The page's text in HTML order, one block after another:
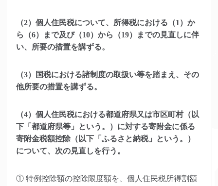
（2）個人住民税について、所得税における（1）か
ら（6）まで及び（10）から（19）までの見直しに伴
い、所要の措置を講ずる。
（3）国税における諸制度の取扱い等を踏まえ、その
他所要の措置を講ずる。
（4）個人住民税における都道府県又は市区町村（以
下「都道府県等」という。）に対する寄附金に係る
寄附金税額控除（以下「ふるさと納税」という。）
について、次の見直しを行う。
① 特例控除額の控除限度額を、個人住民税所得割額